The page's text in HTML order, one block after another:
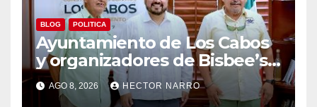
BLOG POLITICA
Ayuntamiento de Los Cabos
y organizadores de Bisbee’s
coordinan acciones para
edición 2026
AGO 8, 2026 HECTOR NARRO